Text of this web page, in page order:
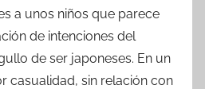
a unos niños que parece
de intenciones del
de ser japoneses. En un
casualidad, sin relación con